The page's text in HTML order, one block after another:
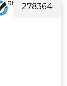
278364